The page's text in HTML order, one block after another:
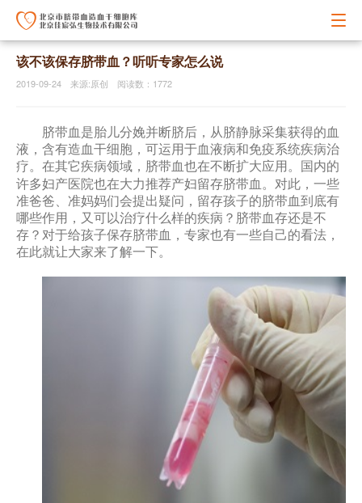
该不该保存脐带血？听听专家怎么说
2019-09-24 来源:原创 阅读数：1772
脐带血是胎儿分娩并断脐后，从脐静脉采集获得的血
液，含有造血干细胞，可运用于血液病和免疫系统疾病治
疗。在其它疾病领域，脐带血也在不断扩大应用。国内的
许多妇产医院也在大力推荐产妇留存脐带血 。对此，一些
准爸爸、准妈妈们会提出疑问，留存孩子的脐带血到底有
哪些作用，又可以治疗什么样的疾病？脐带血存还是不
存？对于给孩子保存脐带血，专家也有一些自己的看法，
在此就让大家来了解一下。